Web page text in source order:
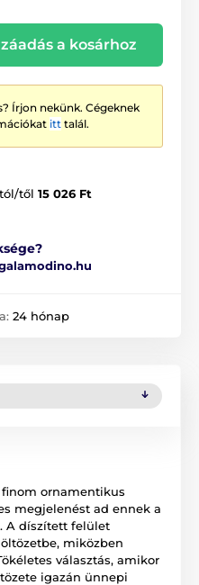
a kosárhoz
Írjon nekünk. Cégeknek
itt talál.
től 15 026 Ft
24 hónap
ornamentikus
megjelenést ad ennek a
A díszített felület
miközben
választás, amikor
igazán ünnepi